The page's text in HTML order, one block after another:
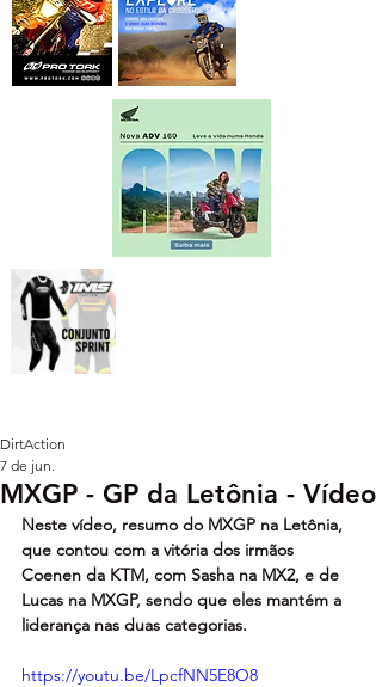
MXGP - GP da Letônia - Vídeo
DirtAction
7 de jun.
Neste vídeo, resumo do MXGP na Letônia,
que contou com a vitória dos irmãos
Coenen da KTM, com Sasha na MX2, e de
Lucas na MXGP, sendo que eles mantém a
liderança nas duas categorias.
https://youtu.be/LpcfNN5E8O8